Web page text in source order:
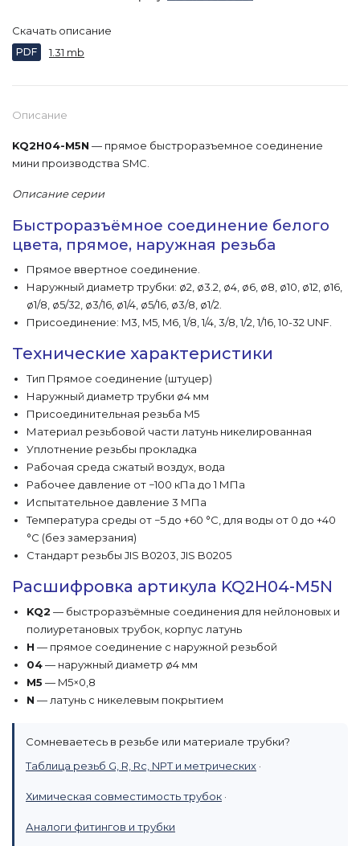
Описание
KQ2H04-M5N — прямое быстроразъемное соединение
мини производства SMC.
Описание серии
Быстроразъёмное соединение белого
цвета, прямое, наружная резьба
Прямое ввертное соединение.
Наружный диаметр трубки: ø2, ø3.2, ø4, ø6, ø8, ø10, ø12, ø16,
ø1/8, ø5/32, ø3/16, ø1/4, ø5/16, ø3/8, ø1/2.
Присоединение: M3, M5, M6, 1/8, 1/4, 3/8, 1/2, 1/16, 10-32 UNF.
Технические характеристики
Тип Прямое соединение (штуцер)
Наружный диаметр трубки ø4 мм
Присоединительная резьба M5
Материал резьбовой части латунь никелированная
Уплотнение резьбы прокладка
Рабочая среда сжатый воздух, вода
Рабочее давление от −100 кПа до 1 МПа
Испытательное давление 3 МПа
Температура среды от −5 до +60 °C, для воды от 0 до +40
°C (без замерзания)
Стандарт резьбы JIS B0203, JIS B0205
Расшифровка артикула KQ2H04-M5N
KQ2 — быстроразъёмные соединения для нейлоновых и
полиуретановых трубок, корпус латунь
H — прямое соединение с наружной резьбой
04— наружный диаметр ø4 мм
M5 — M5×0,8
N — латунь с никелевым покрытием
Сомневаетесь в резьбе или материале трубки?
Таблица резьб G, R, Rc, NPT и метрических ·
Химическая совместимость трубок ·
Аналоги фитингов и трубки
Скачать описание
PDF 1.31 mb